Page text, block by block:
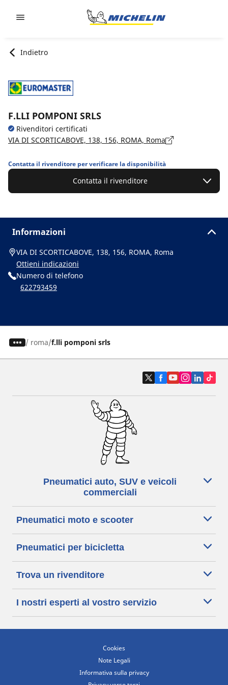
Indietro
F.LLI POMPONI SRLS
Rivenditori certificati
VIA DI SCORTICABOVE, 138, 156, ROMA, Roma
Contatta il rivenditore per verificare la disponibilità
Contatta il rivenditore
Informazioni
VIA DI SCORTICABOVE, 138, 156, ROMA, Roma
Ottieni indicazioni
Numero di telefono
622793459
/ roma f.lli pomponi srls
Pneumatici auto, SUV e veicoli
commerciali
Pneumatici moto e scooter
Pneumatici per bicicletta
Trova un rivenditore
I nostri esperti al vostro servizio
Cookies
Note Legali
Informativa sulla privacy